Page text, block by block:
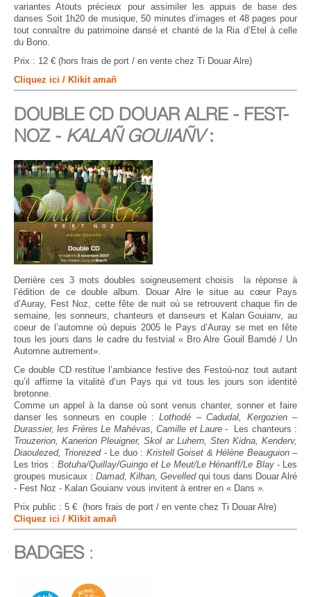
variantes Atouts précieux pour assimiler les appuis de base des
danses Soit 1h20 de musique, 50 minutes d’images et 48 pages pour
tout connaître du patrimoine dansé et chanté de la Ria d’Etel à celle
du Bono.
Prix : 12 € (hors frais de port / en vente chez Ti Douar Alre)
Cliquez ici / Klikit amañ
DOUBLE CD DOUAR ALRE - FEST-
NOZ - KALAÑ GOUIAÑV:
Derrière ces 3 mots doubles soigneusement choisis la réponse à
l’édition de ce double album. Douar Alre le situe au cœur Pays
d’Auray, Fest Noz, cette fête de nuit où se retrouvent chaque fin de
semaine, les sonneurs, chanteurs et danseurs et Kalan Gouianv, au
coeur de l’automne où depuis 2005 le Pays d’Auray se met en fête
tous les jours dans le cadre du festvial « Bro Alre Gouil Bamdé / Un
Automne autrement».
Ce double CD restitue l’ambiance festive des Festoù-noz tout autant
qu’il affirme la vitalité d’un Pays qui vit tous les jours son identité
bretonne.
Comme un appel à la danse où sont venus chanter, sonner et faire
danser les sonneurs en couple :Lothodé – Cadudal, Kergozien –
Durassier, les Frères Le Mahévas, Camille et Laure- Les chanteurs :
Trouzerion, Kanerion Pleuigner, Skol ar Luhern, Sten Kidna, Kenderv,
Diaoulezed, Triorezed- Le duo : Kristell Goiset & Hélène Beauguion–
Les trios : Botuha/Quillay/Guingo et Le Meut/Le Hénanff/Le Blay- Les
groupes musicaux : Damad, Kilhan, Gevelled qui tous dans Douar Alré
- Fest Noz - Kalan Gouianv vous invitent à entrer en « Dans ».
Prix public : 5 € (hors frais de port / en vente chez Ti Douar Alre)
Cliquez ici / Klikit amañ
BADGES :